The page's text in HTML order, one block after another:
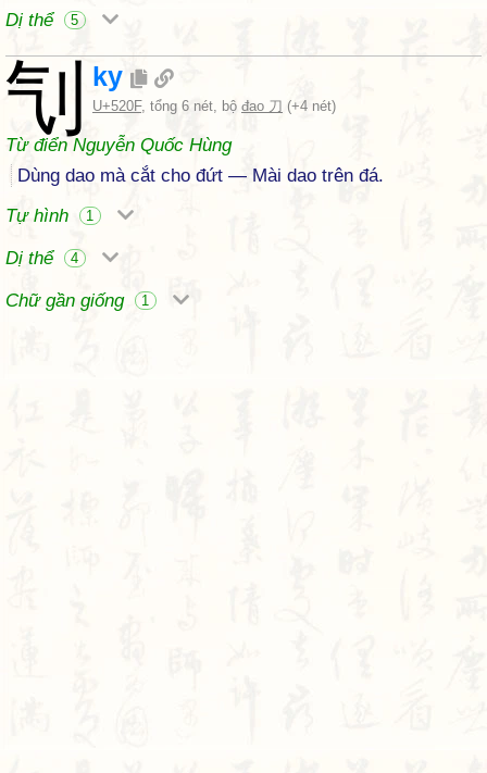
Dị thể 5
刏 ky
U+520F, tổng 6 nét, bộ đao 刀 (+4 nét)
Từ điển Nguyễn Quốc Hùng
Dùng dao mà cắt cho đứt — Mài dao trên đá.
Tự hình
1
Dị thể 4
Chữ gần giống 1